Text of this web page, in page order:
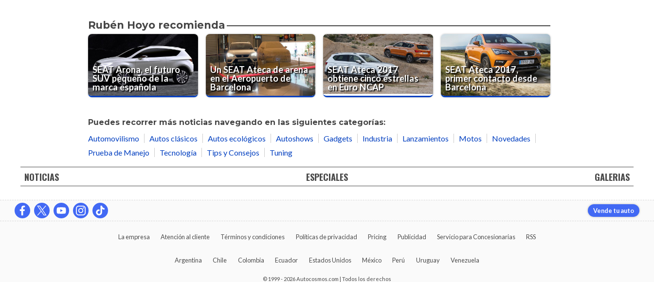
Rubén Hoyo recomienda
SEAT Arona, el futuro
SUV pequeño de la
marca española
Un SEAT Ateca de arena
en el Aeropuerto de
Barcelona
SEAT Ateca 2017
obtiene cinco estrellas
en Euro NCAP
SEAT Ateca 2017,
primer contacto desde
Barcelona
Puedes recorrer más noticias navegando en las siguientes categorías:
Automovilismo
Autos clásicos Autos ecológicos Autoshows Gadgets Industria Lanzamientos Motos
Novedades
Prueba de Manejo
Tecnología Tips y Consejos Tuning
NOTICIAS ESPECIALES GALERIAS
Vende tu auto
La empresa Atención al cliente Términos y condiciones Políticas de privacidad Pricing Publicidad Servicio para Concesionarias RSS
Argentina Chile Colombia Ecuador Estados Unidos México Perú Uruguay Venezuela
© 1999 - 2026 Autocosmos.com | Todos los derechos